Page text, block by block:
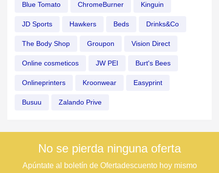
Blue Tomato ChromeBurner Kinguin
JD Sports Hawkers Beds Drinks&Co
The Body Shop Groupon Vision Direct
Online cosmeticos JW PEI Burt's Bees
Onlineprinters Kroonwear Easyprint
Busuu Zalando Prive
No se pierda ninguna oferta
Apúntate al boletín de Ofertadescuento hoy mismo